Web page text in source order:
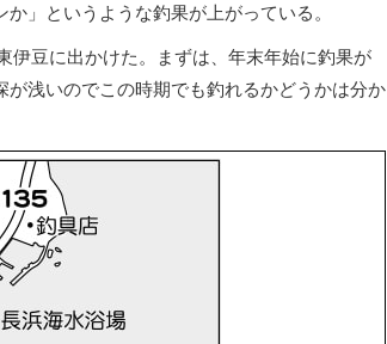
」というような釣果が上がっている。
伊豆に出かけた。まずは、年末年始に釣果が
浅いのでこの時期でも釣れるかどうかは分か